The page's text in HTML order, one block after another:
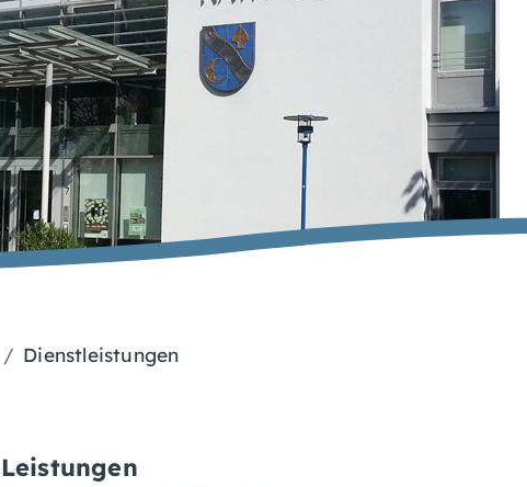
Dienstleistungen
Leistungen